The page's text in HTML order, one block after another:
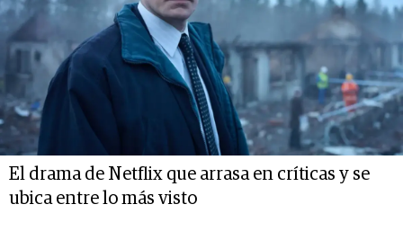
El drama de Netflix que arrasa en críticas y se
ubica entre lo más visto